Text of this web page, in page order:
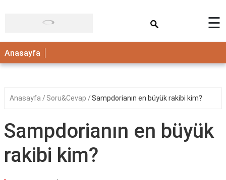
ANASAYFA
☰
Anasayfa
Anasayfa Soru&Cevap Sampdorianın en büyük rakibi kim?
Sampdorianın en büyük
rakibi kim?